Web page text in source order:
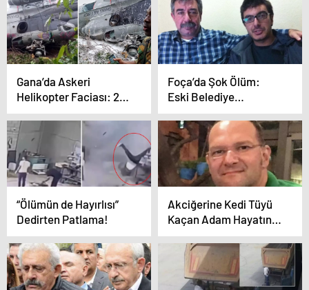
Gana’da Askeri
Helikopter Faciası: 2
Bakan Dahil 8 Ölü
Foça’da Şok Ölüm:
Eski Belediye
Başkanının Oğlu
Sazlıkta Ölü Bulundu
“Ölümün de Hayırlısı”
Dedirten Patlama!
Akciğerine Kedi Tüyü
Kaçan Adam Hayatını
Kaybetti